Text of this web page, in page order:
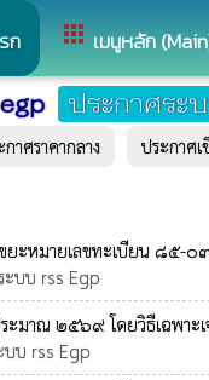
ก apps เมนูหลัก
ประกาศระ
กาศราคากลาง ประกาศ
ยะหมายเลขทะเบียน ๘๕-๐
ะบบ rss Egp
ะมาณ ๒๕๖๙ โดยวิธีเฉพาะเ
บบ rss Egp